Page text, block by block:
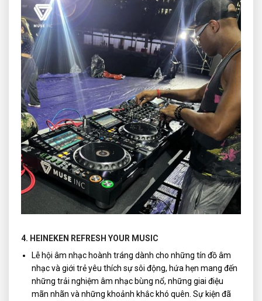
4. HEINEKEN REFRESH YOUR MUSIC
Lễ hội âm nhạc hoành tráng dành cho những tín đồ âm
nhạc và giới trẻ yêu thích sự sôi động, hứa hẹn mang đến
những trải nghiệm âm nhạc bùng nổ, những giai điệu
mãn nhãn và những khoảnh khắc khó quên. Sự kiện đã